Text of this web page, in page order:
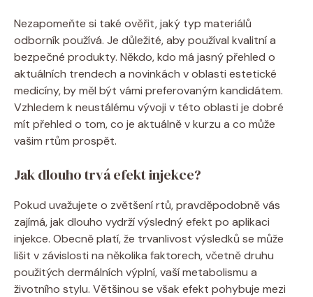
Nezapomeňte si také ověřit, jaký typ materiálů
odborník používá. Je důležité, aby používal kvalitní a
bezpečné produkty. Někdo, kdo má jasný přehled o
aktuálních trendech a novinkách v oblasti estetické
medicíny, by měl být vámi preferovaným kandidátem.
Vzhledem k neustálému vývoji v této oblasti je dobré
mít přehled o tom, co je aktuálně v kurzu a co může
vašim rtům prospět.
Jak dlouho trvá efekt injekce?
Pokud uvažujete o zvětšení rtů, pravděpodobně vás
zajímá, jak dlouho vydrží výsledný efekt po aplikaci
injekce. Obecně platí, že trvanlivost výsledků se může
lišit v závislosti na několika faktorech, včetně druhu
použitých dermálních výplní, vaší metabolismu a
životního stylu. Většinou se však efekt pohybuje mezi